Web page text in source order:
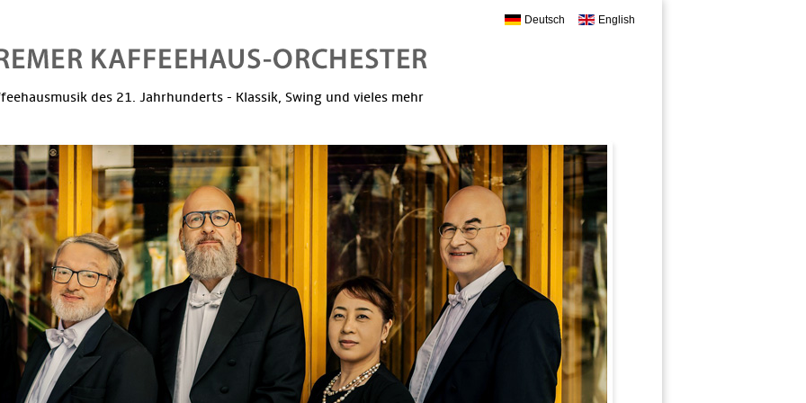
Deutsch English
des 21. Jahrhunderts - Klassik, Swing und vieles mehr